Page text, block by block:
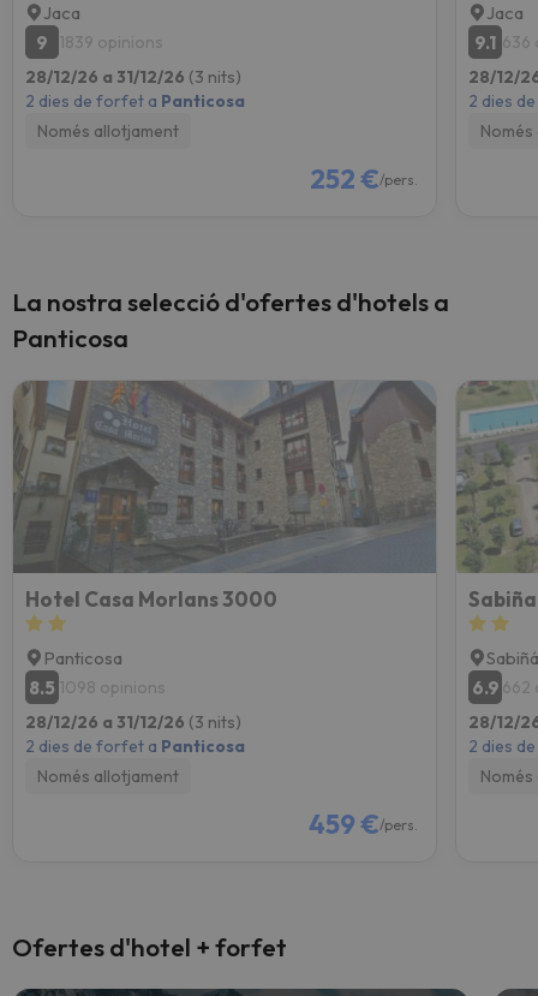
Jaca
9
1839 opinions
28/12/26 a 31/12/26 (3 nits)
2 dies de forfet a Panticosa
Només allotjament
252 €/pers.
Jaca
9.1 636
28/12/
2 dies
La nostra selecció d'ofertes d'hotels a
Panticosa
Hotel Casa Morlans 3000
Panticosa
8.5 1098 opinions
28/12/26 a 31/12/26 (3 nits)
2 dies de forfet a Panticosa
Només allotjament
459 €/pers.
6.9 662
28/12/
2 dies
Ofertes d'hotel + forfet